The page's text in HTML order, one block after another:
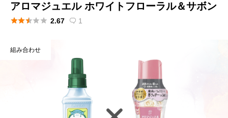
アロマジュエル ホワイトフローラル＆サボン
 2.67  1
組み合わせ